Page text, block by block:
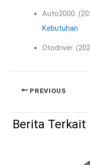
Auto2000.
Kebutuhan
Otodriver.
PREVIOUS
Berita Terkait